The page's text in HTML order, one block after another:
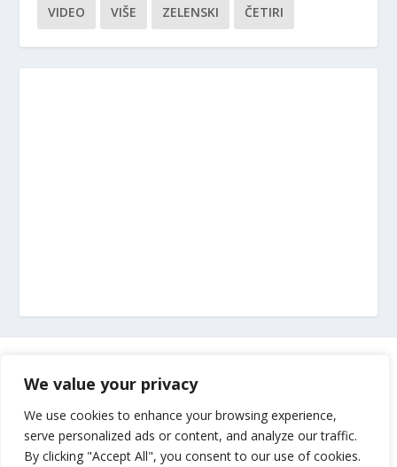
We value your privacy
We use cookies to enhance your browsing experience,
serve personalized ads or content, and analyze our traffic.
By clicking "Accept All", you consent to our use of cookies.
VIDEO VIŠE ZELENSKI ČETIRI
Impressum
Uvjeti korištenja